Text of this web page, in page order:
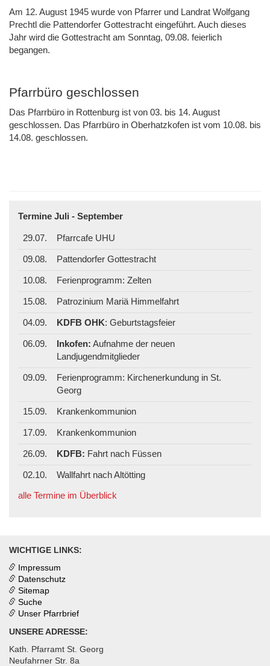
Am 12. August 1945 wurde von Pfarrer und Landrat Wolfgang
Prechtl die Pattendorfer Gottestracht eingeführt. Auch dieses
Jahr wird die Gottestracht am Sonntag, 09.08. feierlich
begangen.
Pfarrbüro geschlossen
Das Pfarrbüro in Rottenburg ist von 03. bis 14. August
geschlossen. Das Pfarrbüro in Oberhatzkofen ist vom 10.08. bis
14.08. geschlossen.
Termine Juli - September
29.07. Pfarrcafe UHU
09.08. Pattendorfer Gottestracht
10.08. Ferienprogramm: Zelten
15.08. Patrozinium Mariä Himmelfahrt
04.09. KDFB OHK: Geburtstagsfeier
06.09. Inkofen: Aufnahme der neuen
Landjugendmitglieder
09.09.
Ferienprogramm: Kirchenerkundung in St.
Georg
15.09. Krankenkommunion
17.09. Krankenkommunion
26.09. KDFB: Fahrt nach Füssen
02.10.
Wallfahrt nach Altötting
alle Termine im Überblick
WICHTIGE LINKS:
Impressum
Datenschutz
Sitemap
Suche
Unser Pfarrbrief
UNSERE ADRESSE:
Kath. Pfarramt St. Georg
Neufahrner Str. 8a